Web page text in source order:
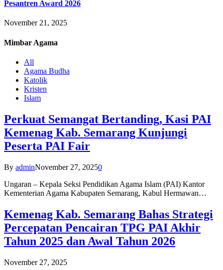
Pesantren Award 2026
November 21, 2025
Mimbar Agama
All
Agama Budha
Katolik
Kristen
Islam
Perkuat Semangat Bertanding, Kasi PAI
Kemenag Kab. Semarang Kunjungi
Peserta PAI Fair
By adminNovember 27, 20250
Ungaran – Kepala Seksi Pendidikan Agama Islam (PAI) Kantor
Kementerian Agama Kabupaten Semarang, Kabul Hermawan…
Kemenag Kab. Semarang Bahas Strategi
Percepatan Pencairan TPG PAI Akhir
Tahun 2025 dan Awal Tahun 2026
November 27, 2025